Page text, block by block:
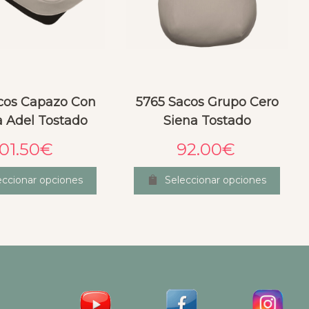
Capazo Con
Adel Tostado
€
opciones
5765 Sacos Grupo Cero
Siena Tostado
92.00€
Seleccionar opciones